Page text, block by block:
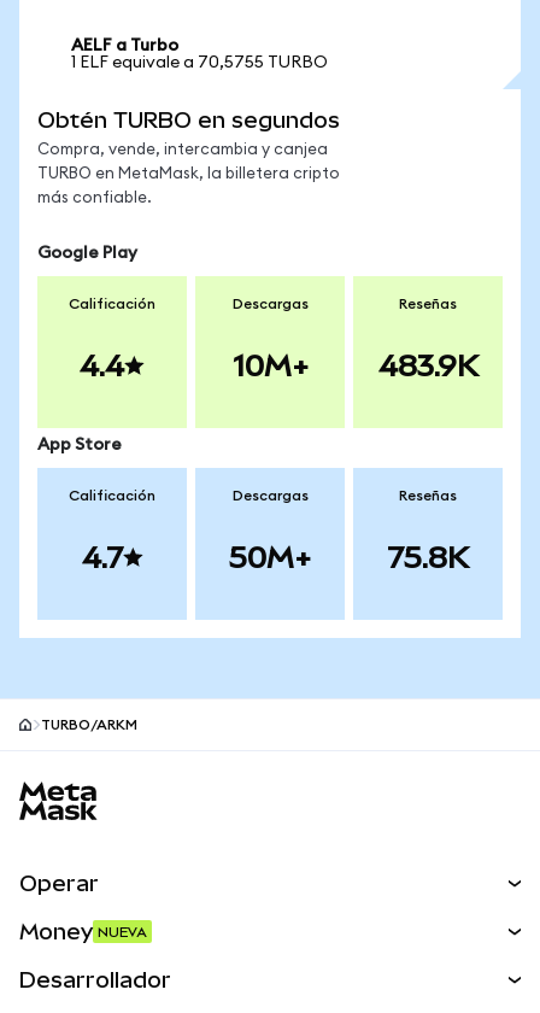
AELF a Turbo
1 ELF equivale a 70,5755 TURBO
Obtén TURBO en segundos
Compra, vende, intercambia y canjea
TURBO en MetaMask, la billetera cripto
más confiable.
Google Play
Calificación
4.4
Descargas
10M+
Reseñas
483.9K
App Store
Calificación
4.7
Descargas
50M+
Reseñas
75.8K
TURBO/ARKM
Operar
Money NUEVA
Desarrollador